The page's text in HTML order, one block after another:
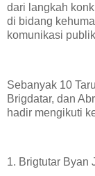
dari langkah
di bidang
komunikasi
Sebanyak 10
Brigdatar, dan
hadir mengikuti
1. Brigtutar Byan